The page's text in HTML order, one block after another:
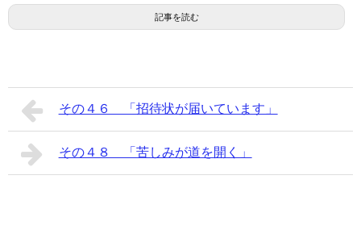
記事を読む
その４６ 「招待状が届いています」
その４８ 「苦しみが道を開く」